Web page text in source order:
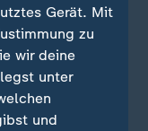
Gerät. Mit
zu
wir deine
unter
und